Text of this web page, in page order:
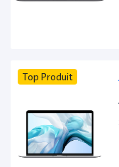
Top Produit